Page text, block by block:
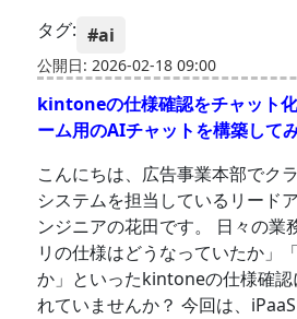
タグ: #ai
公開日: 2026-02-18 09:00
kintoneの仕様確認をチャット
ーム用のAIチャットを構築して
こんにちは、広告事業本部でク
システムを担当しているリード
ンジニアの花田です。 日々の業
リの仕様はどうなっていたか」
か」といったkintoneの仕様確認
れていませんか？ 今回は、